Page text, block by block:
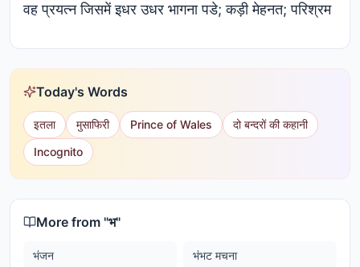
वह प्रयत्न जिसमें इधर उधर भागना पडे; कड़ी मेहनत; परिश्रम
Today's Words
इतला मुसाफिरी Prince of Wales
दो बन्दरों की कहानी
Incognito
More from "भ"
भंजन भंभट मचना